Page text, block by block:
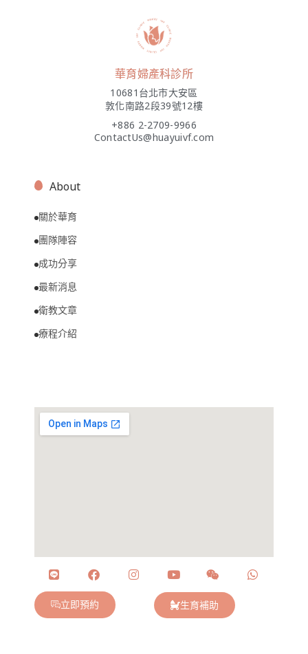
華育婦產科診所
10681台北市大安區
敦化南路2段39號12樓
+886 2-2709-9966
ContactUs@huayuivf.com
About
關於華育
團隊陣容
成功分享
最新消息
衛教文章
療程介紹
立即預約 生育補助